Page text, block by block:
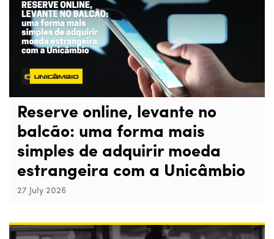
Reserve online, levante no
balcão: uma forma mais
simples de adquirir moeda
estrangeira com a Unicâmbio
27 July 2026